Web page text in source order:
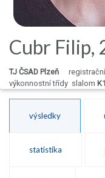
Cubr Filip,
TJ ČSAD Plzeň
výkonnostní třídy slalom
výsledky
statistika